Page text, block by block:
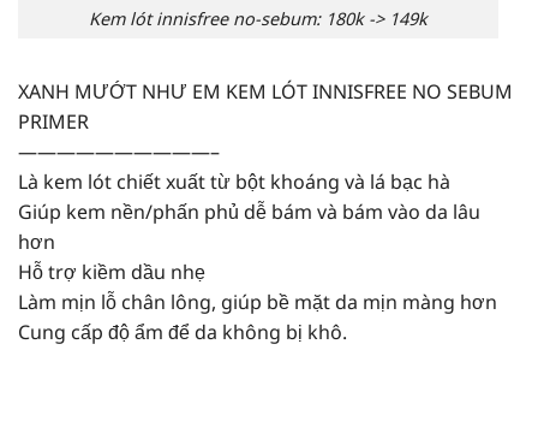
Kem lót innisfree no-sebum: 180k -> 149k
XANH MƯỚT NHƯ EM KEM LÓTINNISFREE NO SEBUM
PRIMER
——————————–
Là kem lót chiết xuất từ bột khoáng và lá bạc hà
Giúp kem nền/phấn phủ dễ bám và bám vào da lâu
hơn
Hỗ trợ kiềm dầu nhẹ
Làm mịn lỗ chân lông, giúp bề mặt da mịn màng hơn
Cung cấp độ ẩm để da không bị khô.